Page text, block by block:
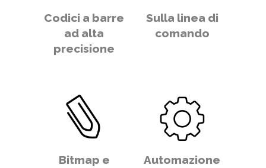
Codici a barre
ad alta
precisione
Sulla linea di
comando
Bitmap e
Automazione